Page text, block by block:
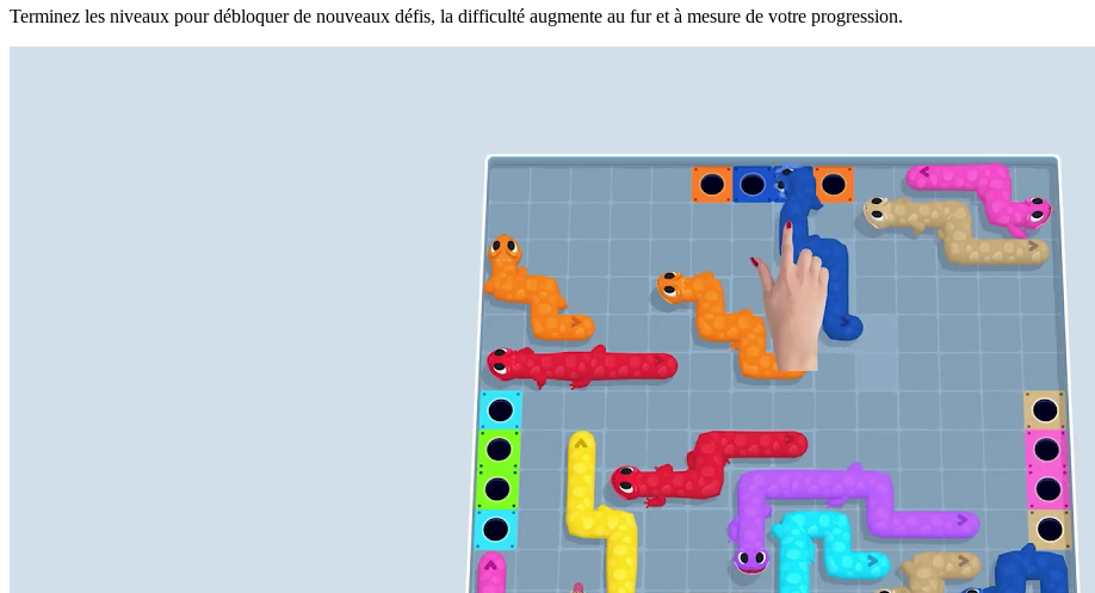
Terminez les niveaux pour débloquer de nouveaux défis, la difficulté augmente au fur et à mesure de votre progression.